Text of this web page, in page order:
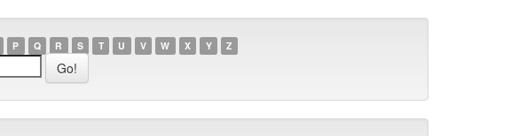
P Q R S T U V W X Y Z